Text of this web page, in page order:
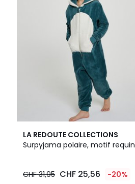
LA REDOUTE COLLECTIONS
Surpyjama polaire, motif requin
CHF 31,95 CHF 25,56 -20%
4,6
/ 5